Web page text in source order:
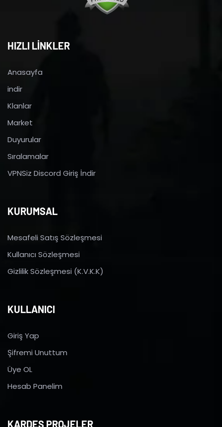
HIZLI LİNKLER
Anasayfa
indir
Klanlar
Market
Duyurular
Sıralamalar
VPNSiz Discord Giriş İndir
KURUMSAL
Mesafeli Satış Sözleşmesi
Kullanıcı Sözleşmesi
Gizlilik Sözleşmesi (K.V.K.K)
KULLANICI
Giriş Yap
Şifremi Unuttum
Üye OL
Hesab Panelim
KARDEŞ PROJELER